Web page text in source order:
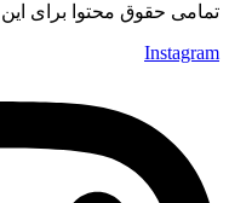
تمامی حقوق محتوا برای
Instagram